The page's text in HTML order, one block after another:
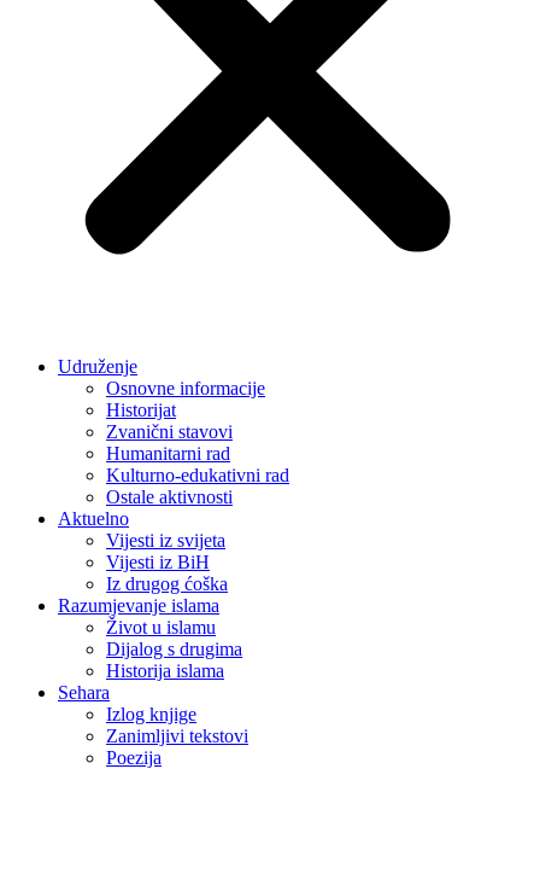
Udruženje
Osnovne informacije
Historijat
Zvanični stavovi
Humanitarni rad
Kulturno-edukativni rad
Ostale aktivnosti
Aktuelno
Vijesti iz svijeta
Vijesti iz BiH
Iz drugog ćoška
Razumjevanje islama
Život u islamu
Dijalog s drugima
Historija islama
Sehara
Izlog knjige
Zanimljivi tekstovi
Poezija